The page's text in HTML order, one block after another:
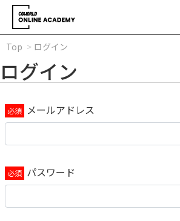
Top ログイン
ログイン
メールアドレス
パスワード